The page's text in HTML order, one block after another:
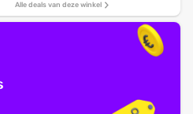
Alle deals van deze winkel